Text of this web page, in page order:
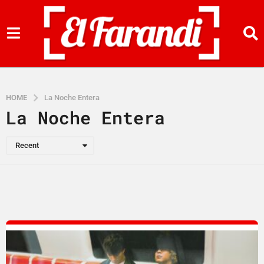
HOME La Noche Entera
La Noche Entera
Recent